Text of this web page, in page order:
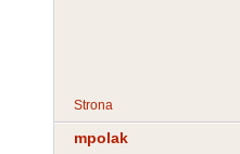
Strona
mpolak